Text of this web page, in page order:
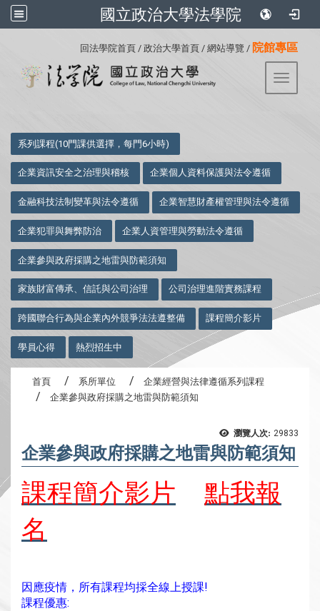
國立政治大學法學院
回法學院首頁 / 政治大學首頁 / 網站導覽 / 院館專區
Toggle
系列課程(10門課供選擇，每門6小時)
企業資訊安全之治理與稽核 企業個人資料保護與法令遵循
金融科技法制變革與法令遵循 企業智慧財產權管理與法令遵循
企業犯罪與舞弊防治 企業人資管理與勞動法令遵循
企業參與政府採購之地雷與防範須知
家族財富傳承、信託與公司治理 公司治理進階實務課程
跨國聯合行為與企業內外競爭法法遵整備 課程簡介影片
學員心得 熱烈招生中
首頁 系所單位
企業經營與法律遵循系列課程
企業參與政府採購之地雷與防範須知
瀏覽人次: 29833
企業參與政府採購之地雷與防範須知
課程簡介影片
點我報
名
因應疫情，所有課程均採全線上授課!
課程優惠: